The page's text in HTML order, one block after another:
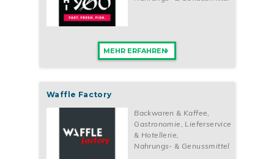
MEHR ERFAHREN
Waffle Factory
Backwaren & Kaffee,
Gastronomie, Lieferservice
& Hotellerie,
Nahrungs- & Genussmittel